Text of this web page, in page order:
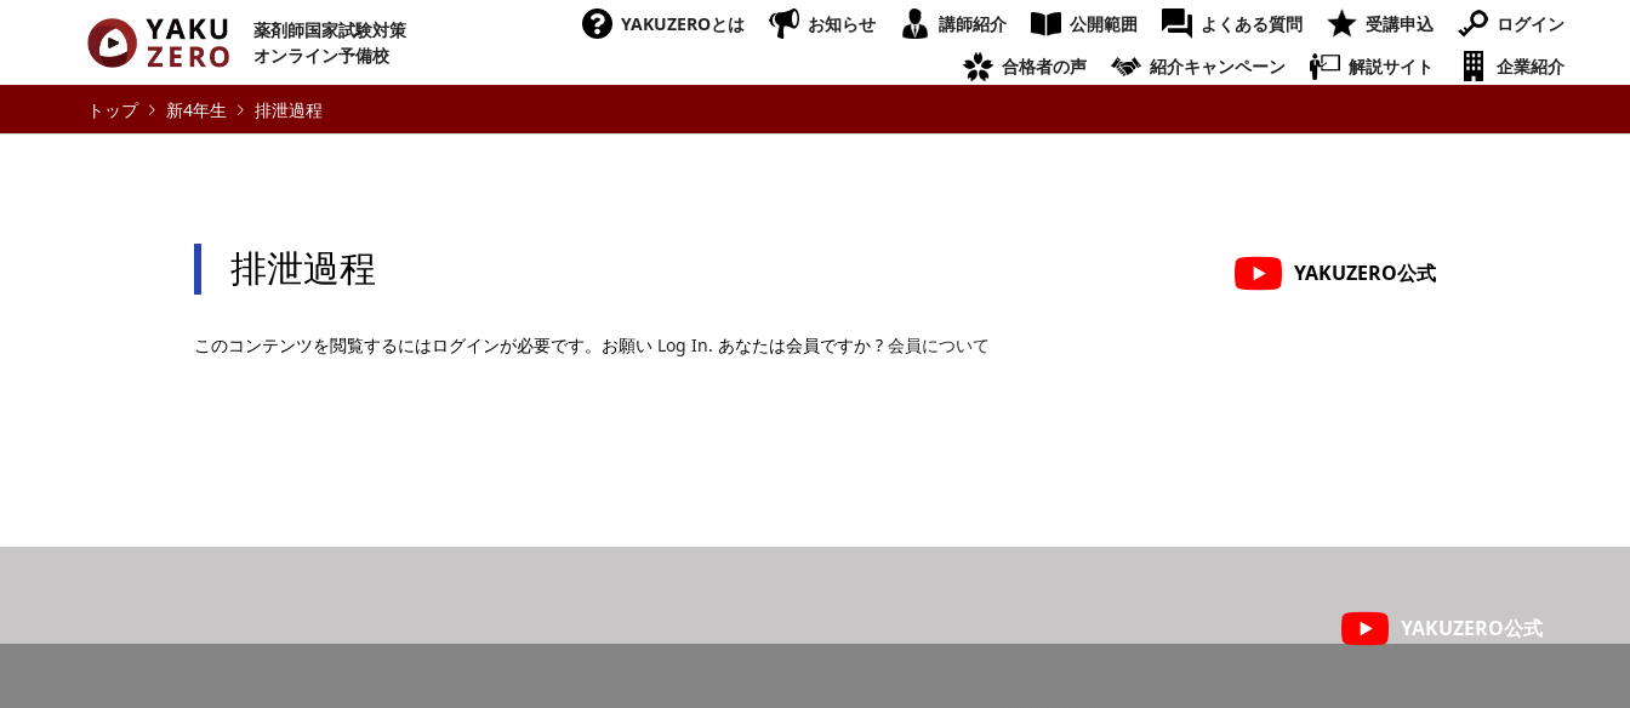
薬剤師国家試験対策
オンライン予備校
YAKUZEROとは お知らせ 講師紹介 公開範囲 よくある質問 受講申込
ログイン
合格者の声
紹介キャンペーン 解説サイト
企業紹介
新4年生
排泄過程
排泄過程 YAKUZERO公式
このコンテンツを閲覧するにはログインが必要です。お願い Log In. あなたは会員ですか ? 会員について
YAKUZERO公式